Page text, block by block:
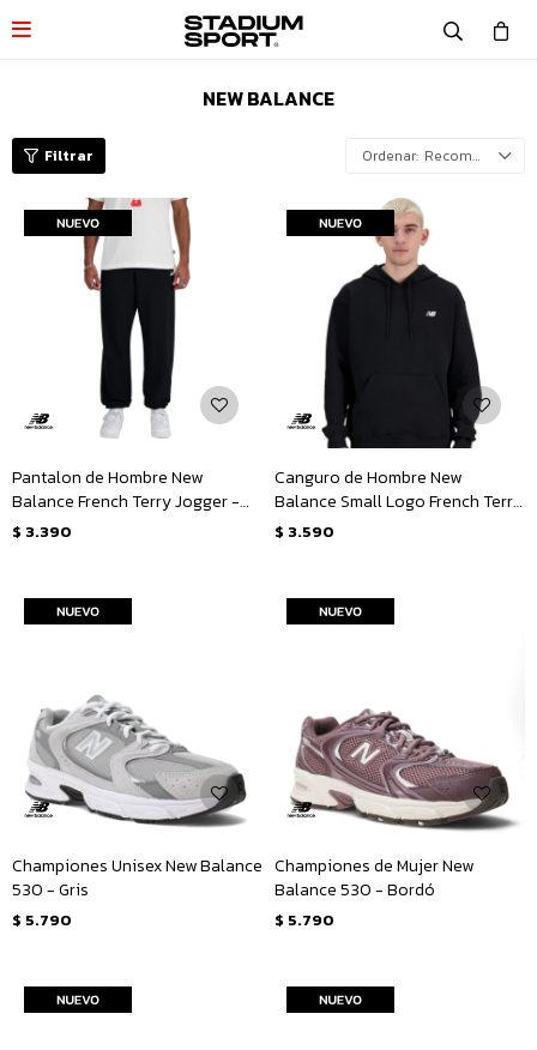

NEW BALANCE
Recomendados
Pantalon de Hombre New
Balance French Terry Jogger -
Negro
$ 3.390
Canguro de Hombre New
Balance Small Logo French Terry
Hoodie - Negro
$ 3.590
Championes Unisex New Balance
530 - Gris
$ 5.790
Championes de Mujer New
Balance 530 - Bordó
$ 5.790